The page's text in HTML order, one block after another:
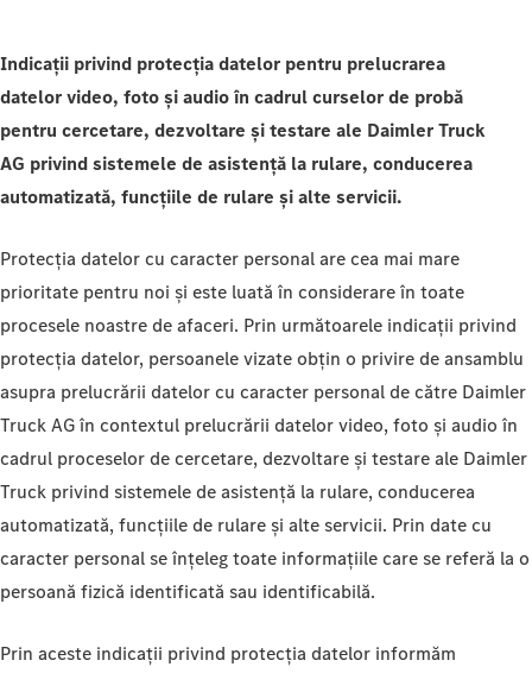
Indicații privind protecția datelor pentru prelucrarea
datelorvideo, foto și audio în cadrul curselor de probă
pentru cercetare, dezvoltare și testare ale Daimler Truck
AG privind sistemele de asistență la rulare, conducerea
automatizată, funcțiile de rulare și alte servicii.
Protecția datelor cu caracter personal are cea mai mare
prioritate pentru noi și este luată în considerare în toate
procesele noastre de afaceri. Prin următoarele indicații privind
protecția datelor, persoanele vizate obțin o privire de ansamblu
asupra prelucrării datelor cu caracter personal de către Daimler
Truck AG în contextul prelucrării datelor video, foto și audio în
cadrul proceselor de cercetare, dezvoltare și testare ale Daimler
Truck privind sistemele de asistență la rulare, conducerea
automatizată, funcțiile de rulare și alte servicii. Prin date cu
caracter personal se înțeleg toate informațiile care se referă la o
persoană fizică identificată sau identificabilă.
Prin aceste indicații privind protecția datelor informăm